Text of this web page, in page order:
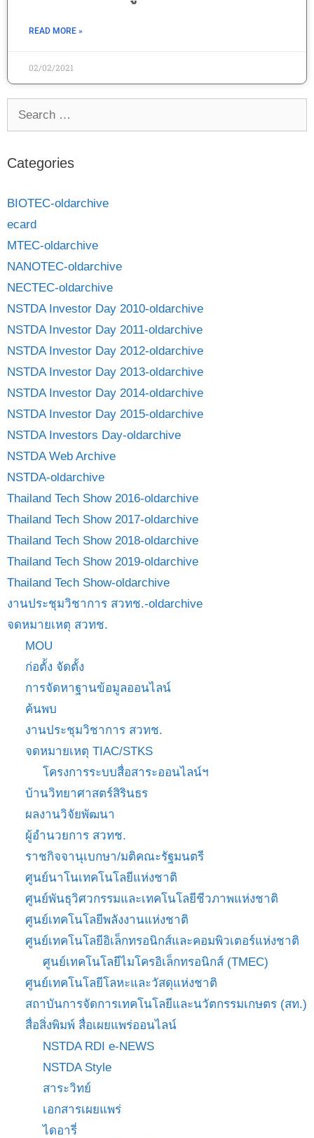
READ MORE »
02/02/2021
Categories
BIOTEC-oldarchive
ecard
MTEC-oldarchive
NANOTEC-oldarchive
NECTEC-oldarchive
NSTDA Investor Day 2010-oldarchive
NSTDA Investor Day 2011-oldarchive
NSTDA Investor Day 2012-oldarchive
NSTDA Investor Day 2013-oldarchive
NSTDA Investor Day 2014-oldarchive
NSTDA Investor Day 2015-oldarchive
NSTDA Investors Day-oldarchive
NSTDA Web Archive
NSTDA-oldarchive
Thailand Tech Show 2016-oldarchive
Thailand Tech Show 2017-oldarchive
Thailand Tech Show 2018-oldarchive
Thailand Tech Show 2019-oldarchive
Thailand Tech Show-oldarchive
งานประชุมวิชาการ สวทช.-oldarchive
จดหมายเหตุ สวทช.
MOU
ก่อตั้ง จัดตั้ง
การจัดหาฐานข้อมูลออนไลน์
ค้นพบ
งานประชุมวิชาการ สวทช.
จดหมายเหตุ TIAC/STKS
โครงการระบบสื่อสาระออนไลน์ฯ
บ้านวิทยาศาสตร์สิรินธร
ผลงานวิจัยพัฒนา
ผู้อำนวยการ สวทช.
ราชกิจจานุเบกษา/มติคณะรัฐมนตรี
ศูนย์นาโนเทคโนโลยีแห่งชาติ
ศูนย์พันธุวิศวกรรมและเทคโนโลยีชีวภาพแห่งชาติ
ศูนย์เทคโนโลยีพลังงานแห่งชาติ
ศูนย์เทคโนโลยีอิเล็กทรอนิกส์และคอมพิวเตอร์แห่งชาติ
ศูนย์เทคโนโลยีไมโครอิเล็กทรอนิกส์ (TMEC)
ศูนย์เทคโนโลยีโลหะและวัสดุแห่งชาติ
สถาบันการจัดการเทคโนโลยีและนวัตกรรมเกษตร (สท.)
สื่อสิ่งพิมพ์ สื่อเผยแพร่ออนไลน์
NSTDA RDI e-NEWS
NSTDA Style
สาระวิทย์
เอกสารเผยแพร่
ไดอารี่